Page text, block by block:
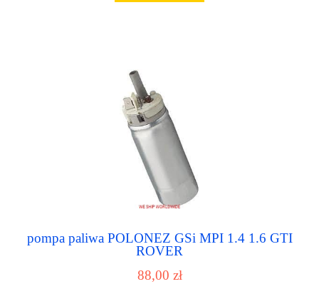
pompa paliwa POLONEZ GSi MPI 1.4 1.6 GTI
ROVER
88,00 zł